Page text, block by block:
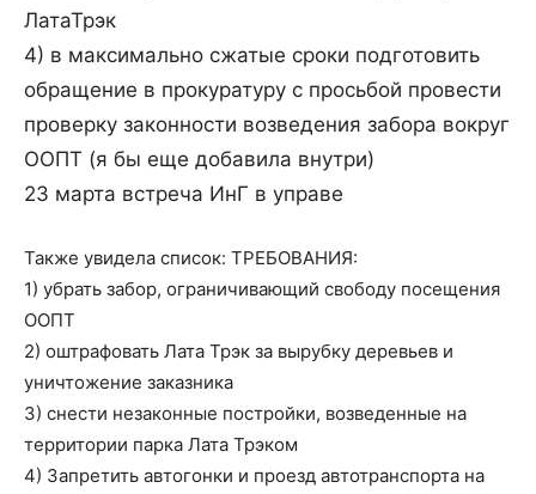
ЛатаТрэк
4) в максимально сжатые сроки подготовить
обращение в прокуратуру с просьбой провести
проверку законности возведения забора вокруг
ООПТ (я бы еще добавила внутри)
23 марта встреча ИнГ в управе
Также увидела список: ТРЕБОВАНИЯ:
1) убрать забор, ограничивающий свободу посещения
ООПТ
2) оштрафовать Лата Трэк за вырубку деревьев и
уничтожение заказника
3) снести незаконные постройки, возведенные на
территории парка Лата Трэком
4) Запретить автогонки и проезд автотранспорта на